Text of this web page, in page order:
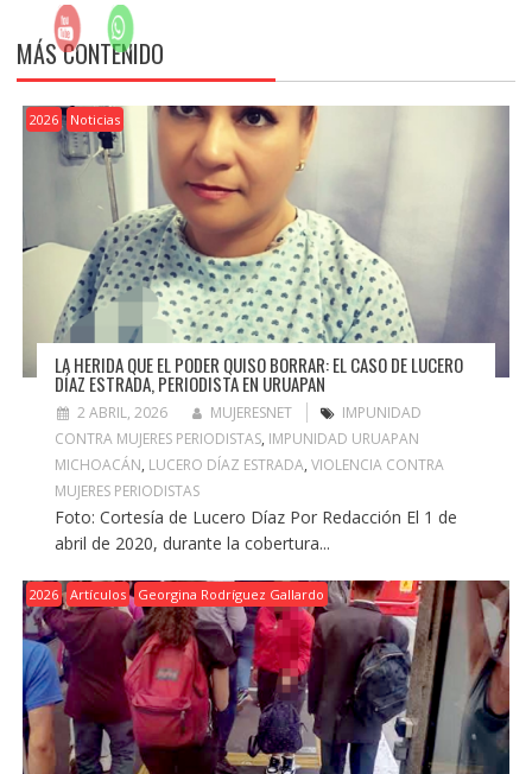
MÁS CONTENIDO
2026 Noticias
LA HERIDA QUE EL PODER QUISO BORRAR: EL CASO DE LUCERO
DÍAZ ESTRADA, PERIODISTA EN URUAPAN
2 ABRIL, 2026 MUJERESNET
IMPUNIDAD
CONTRA MUJERES PERIODISTAS, IMPUNIDAD URUAPAN
MICHOACÁN, LUCERO DÍAZ ESTRADA, VIOLENCIA CONTRA
MUJERES PERIODISTAS
Foto: Cortesía de Lucero Díaz Por Redacción El 1 de
abril de 2020, durante la cobertura...
2026 Artículos Georgina Rodríguez Gallardo